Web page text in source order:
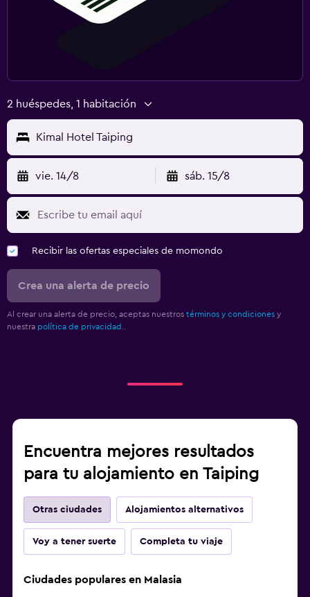
2 huéspedes, 1 habitación
Kimal Hotel Taiping
vie. 14/8 sáb. 15/8
Recibir las ofertas especiales de momondo
Crea una alerta de precio
Al crear una alerta de precio, aceptas nuestros términos y condiciones y
nuestra política de privacidad.
Encuentra mejores resultados
para tu alojamiento en Taiping
Otras ciudades Alojamientos alternativos
Voy a tener suerte Completa tu viaje
Ciudades populares en Malasia